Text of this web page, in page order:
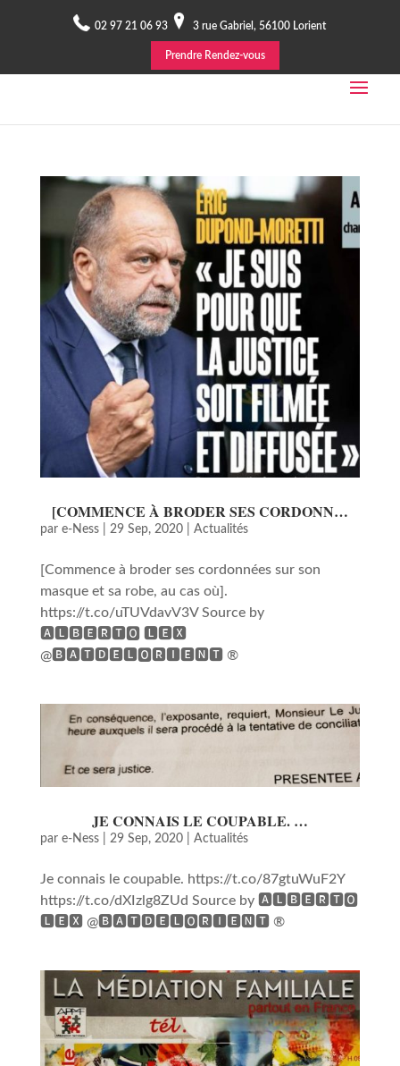
02 97 21 06 93 3 rue Gabriel, 56100 Lorient
Prendre Rendez-vous
[COMMENCE À BRODER SES CORDONN…
par e-Ness| 29 Sep, 2020| Actualités
[Commence à broder ses cordonnées sur son
masque et sa robe, au cas où].
https://t.co/uTUVdavV3V Source by
🅰🅻🅱🅴🆁🆃🅾 🅻🅴🆇
@🅱🅰🆃🅳🅴🅻🅾🆁🅸🅴🅽🆃 ®
JE CONNAIS LE COUPABLE. …
par e-Ness| 29 Sep, 2020| Actualités
Je connais le coupable. https://t.co/87gtuWuF2Y
https://t.co/dXIzlg8ZUd Source by 🅰🅻🅱🅴🆁🆃🅾
🅻🅴🆇 @🅱🅰🆃🅳🅴🅻🅾🆁🅸🅴🅽🆃 ®